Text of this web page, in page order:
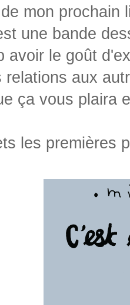
mon prochain
une bande
avoir le goût
relations aux
ça vous plaira
les premières